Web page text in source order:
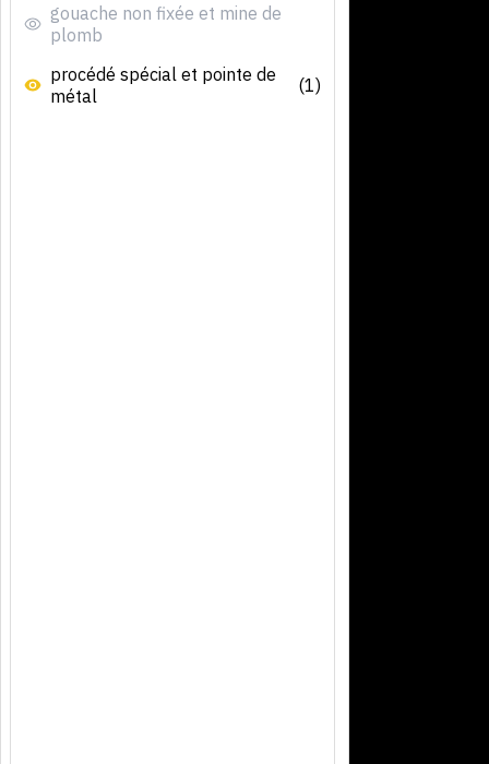
gouache non fixée et mine de
plomb
procédé spécial et pointe de
métal
(1)